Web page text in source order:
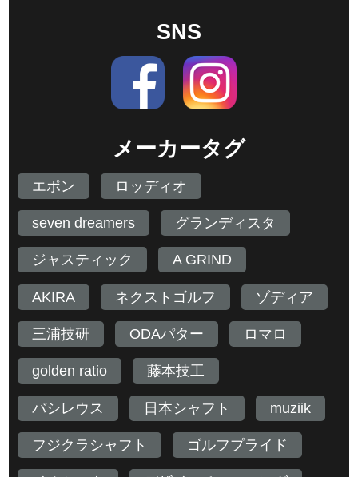
SNS
メーカータグ
エポン ロッディオ
seven dreamers グランディスタ
ジャスティック A GRIND
AKIRA ネクストゴルフ ゾディア
三浦技研 ODAパター ロマロ
golden ratio 藤本技工
バシレウス 日本シャフト muziik
フジクラシャフト ゴルフプライド